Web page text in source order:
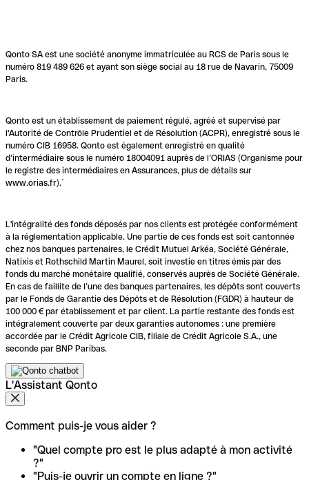
Qonto SA est une société anonyme immatriculée au RCS de Paris sous le
numéro 819 489 626 et ayant son siège social au 18 rue de Navarin, 75009
Paris.
Qonto est un établissement de paiement régulé, agréé et supervisé par
l'Autorité de Contrôle Prudentiel et de Résolution (ACPR), enregistré sous le
numéro CIB 16958. Qonto est également enregistré en qualité
d’intermédiaire sous le numéro 18004091 auprès de l’ORIAS (Organisme pour
le registre des intermédiaires en Assurances, plus de détails sur
www.orias.fr).`
L'intégralité des fonds déposés par nos clients est protégée conformément
à la réglementation applicable. Une partie de ces fonds est soit cantonnée
chez nos banques partenaires, le Crédit Mutuel Arkéa, Société Générale,
Natixis et Rothschild Martin Maurel, soit investie en titres émis par des
fonds du marché monétaire qualifié, conservés auprès de Société Générale.
En cas de faillite de l’une des banques partenaires, les dépôts sont couverts
par le Fonds de Garantie des Dépôts et de Résolution (FGDR) à hauteur de
100 000 € par établissement et par client. La partie restante des fonds est
intégralement couverte par deux garanties autonomes : une première
accordée par le Crédit Agricole CIB, filiale de Crédit Agricole S.A., une
seconde par BNP Paribas.
L'Assistant Qonto
Comment puis-je vous aider ?
"Quel compte pro est le plus adapté à mon activité
?"
"Puis-je ouvrir un compte en ligne ?"